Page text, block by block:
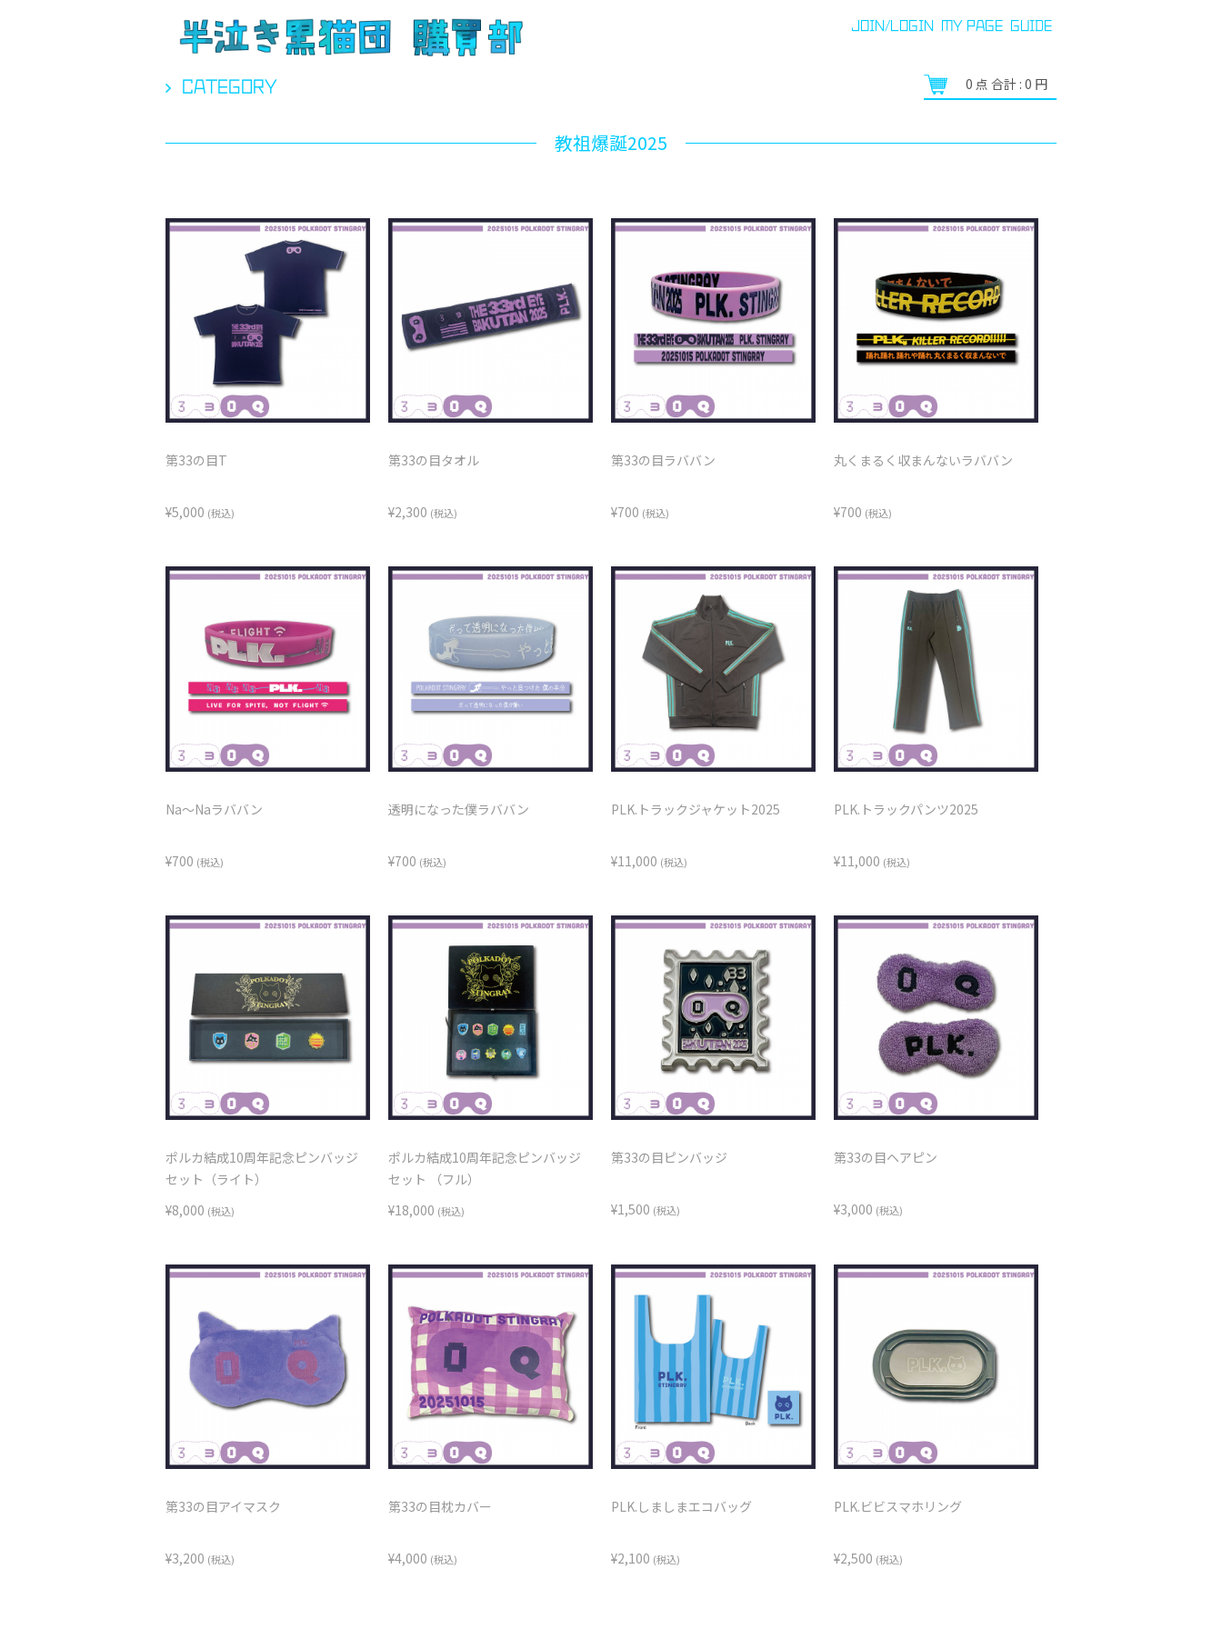
JOIN/LOGIN MY PAGE GUIDE
CATEGORY 0 点 合計 : 0 円
教祖爆誕2025
第33の目T
¥5,000 (税込)
第33の目タオル
¥2,300 (税込)
第33の目ラババン
¥700 (税込)
丸くまるく収まんないラババン
¥700 (税込)
Na～Naラババン
¥700 (税込)
透明になった僕ラババン
¥700 (税込)
PLK.トラックジャケット2025
¥11,000 (税込)
PLK.トラックパンツ2025
¥11,000 (税込)
ポルカ結成10周年記念ピンバッジ
セット（ライト）
¥8,000 (税込)
ポルカ結成10周年記念ピンバッジ
セット （フル）
¥18,000 (税込)
第33の目ピンバッジ
¥1,500 (税込)
第33の目ヘアピン
¥3,000 (税込)
第33の目アイマスク
¥3,200 (税込)
第33の目枕カバー
¥4,000 (税込)
PLK.しましまエコバッグ
¥2,100 (税込)
PLK.ビビスマホリング
¥2,500 (税込)